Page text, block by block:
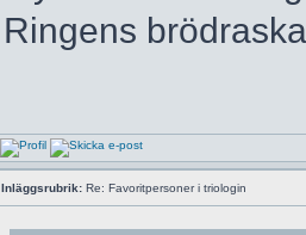
Ringens
Inläggsrubrik: Re: Favoritpersoner i triologin